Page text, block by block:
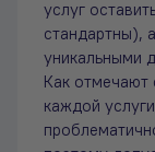
услуг
стандартны),
уникальными
Как отмечают
каждой